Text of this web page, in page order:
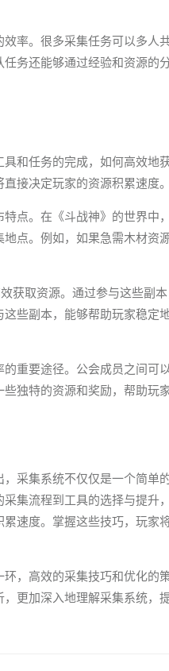
率。很多采集任务可以多人
务还能够通过经验和资源的
和任务的完成，如何高效地
接决定玩家的资源积累速度。
点。在《斗战神》的世界中
点。例如，如果急需木材资
获取资源。通过参与这些副
些副本，能够帮助玩家稳定
重要途径。公会成员之间可
独特的资源和奖励，帮助玩
采集系统不仅仅是一个简单
集流程到工具的选择与提升
速度。掌握这些技巧，玩家
，高效的采集技巧和优化的
更加深入地理解采集系统，